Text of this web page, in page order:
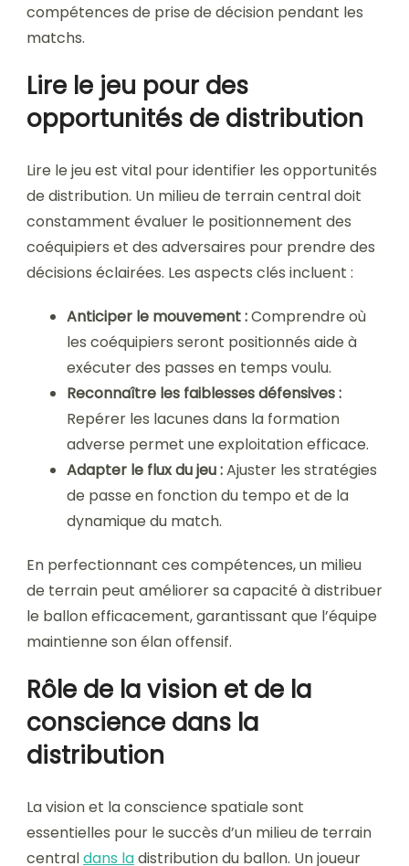
compétences de prise de décision pendant les
matchs.
Lire le jeu pour des
opportunités de distribution
Lire le jeu est vital pour identifier les opportunités
de distribution. Un milieu de terrain central doit
constamment évaluer le positionnement des
coéquipiers et des adversaires pour prendre des
décisions éclairées. Les aspects clés incluent :
Anticiper le mouvement :Comprendre où
les coéquipiers seront positionnés aide à
exécuter des passes en temps voulu.
Reconnaître les faiblesses défensives :
Repérer les lacunes dans la formation
adverse permet une exploitation efficace.
Adapter le flux du jeu :Ajuster les stratégies
de passe en fonction du tempo et de la
dynamique du match.
En perfectionnant ces compétences, un milieu
de terrain peut améliorer sa capacité à distribuer
le ballon efficacement, garantissant que l’équipe
maintienne son élan offensif.
Rôle de la vision et de la
conscience dans la
distribution
La vision et la conscience spatiale sont
essentielles pour le succès d’un milieu de terrain
centraldans ladistribution du ballon. Un joueur